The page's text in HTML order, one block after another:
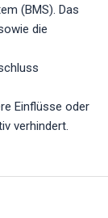
(BMS). Das
die
Einflüsse oder
verhindert.